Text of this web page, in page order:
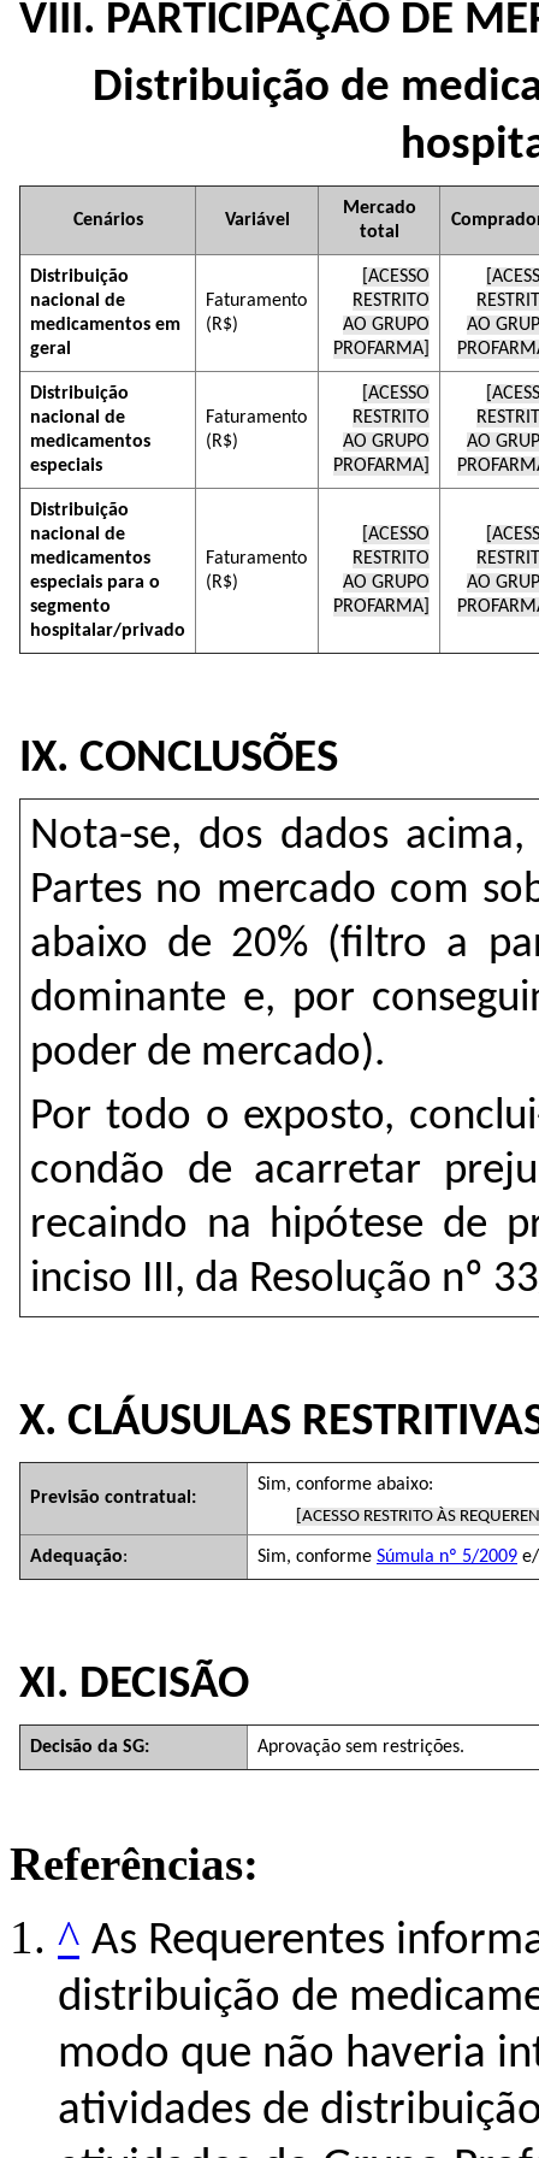
VIII. PARTICIPAÇÃO DE
Distribuição de
Cenários Variável
Mercado
total
Distribuição
nacional de
medicamentos em
geral
Faturamento
(R$)
[ACESSO
RESTRITO
AO GRUPO
PROFARMA]
AO
Distribuição
nacional de
medicamentos
especiais
Faturamento
(R$)
[ACESSO
RESTRITO
AO GRUPO
PROFARMA]
AO
Distribuição
nacional de
medicamentos
especiais para o
segmento
hospitalar/privado
Faturamento
(R$)
[ACESSO
RESTRITO
AO GRUPO
PROFARMA]
AO
IX. CONCLUSÕES
Nota-se, dos dados
Partes no mercado com
abaixo de 20% (filtro a
dominante e, por
poder de mercado).
Por todo o exposto,
condão de acarretar
recaindo na hipótese de
inciso III, da Resolução nº
X. CLÁUSULAS
Previsão contratual:
Sim, conforme abaixo:
[ACESSO RESTRITO ÀS
Adequação: Sim, conforme Súmula nº 5/2009
XI. DECISÃO
Decisão da SG: Aprovação sem restrições.
Referências:
^ As Requerentes
distribuição de
modo que não haveria
atividades de